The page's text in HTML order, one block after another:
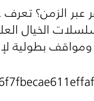
الزمن؟
الخيال
ومواقف بطولية